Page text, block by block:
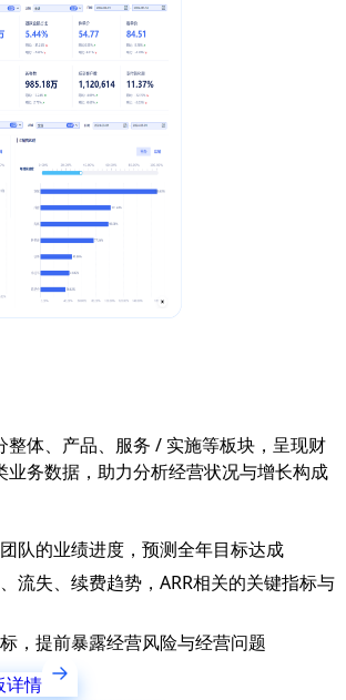
整体、产品、服务 / 实施等板块，呈现财
业务数据，助力分析经营状况与增长构成
队的业绩进度，预测全年目标达成
流失、续费趋势，ARR相关的关键指标与
，提前暴露经营风险与经营问题
详情